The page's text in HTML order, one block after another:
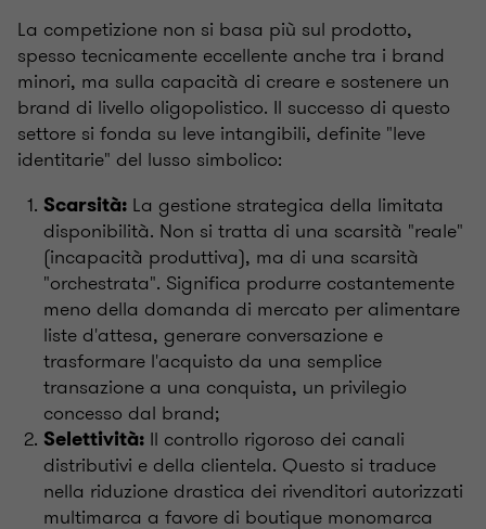
La competizione non si basa più sul prodotto,
spesso tecnicamente eccellente anche tra i brand
minori, ma sulla capacità di creare e sostenere un
brand di livello oligopolistico. Il successo di questo
settore si fonda su leve intangibili, definite "leve
identitarie" del lusso simbolico:
Scarsità: La gestione strategica della limitata
disponibilità. Non si tratta di una scarsità "reale"
(incapacità produttiva), ma di una scarsità
"orchestrata". Significa produrre costantemente
meno della domanda di mercato per alimentare
liste d'attesa, generare conversazione e
trasformare l'acquisto da una semplice
transazione a una conquista, un privilegio
concesso dal brand;
Selettività: Il controllo rigoroso dei canali
distributivi e della clientela. Questo si traduce
nella riduzione drastica dei rivenditori autorizzati
multimarca a favore di boutique monomarca